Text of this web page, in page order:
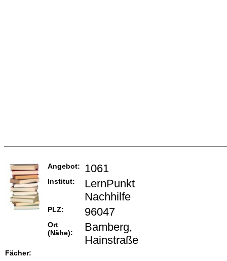
Angebot: 1061
Institut:
LernPunkt
Nachhilfe
PLZ: 96047
Ort
(Nähe):
Bamberg,
Hainstraße
Fächer: